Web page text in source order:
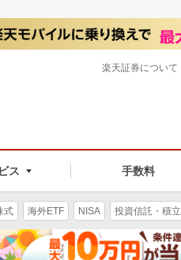
ス 手数料
楽天証券について
式 海外ETF NISA 投資信託・積立